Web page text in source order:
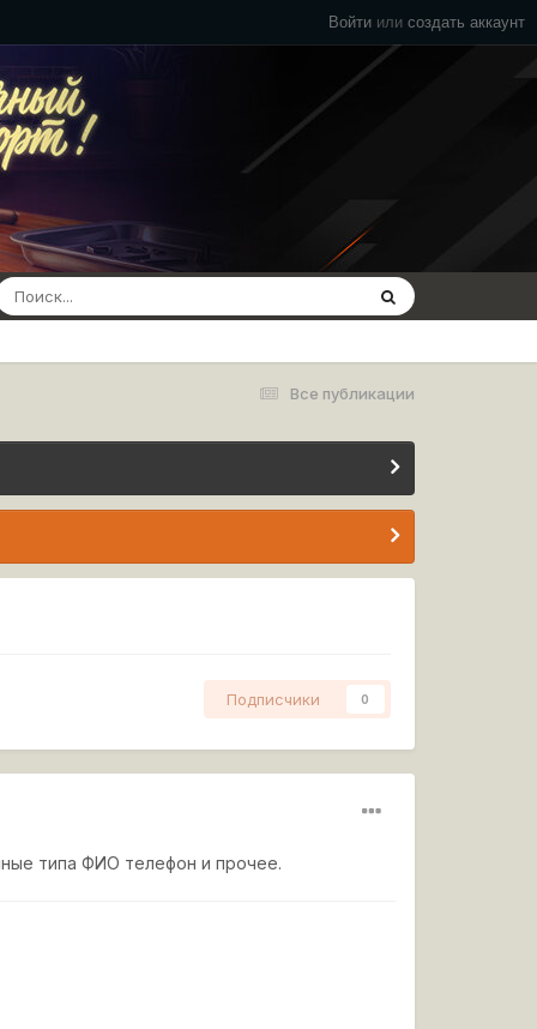
Войти или создать аккаунт
Все публикации
Подписчики 0
типа ФИО телефон и прочее.